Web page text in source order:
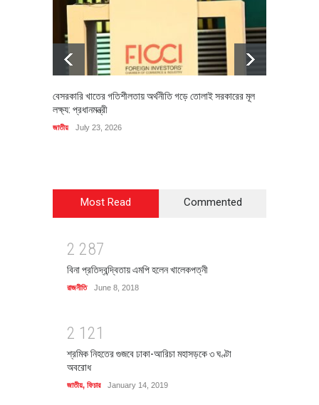
বেসরকারি খাতের গতিশীলতায় অর্থনীতি গড়ে তোলাই সরকারের মূল
লক্ষ্য: প্রধানমন্ত্রী
জাতীয় July 23, 2026
Most Read Commented
2 287
বিনা প্রতিদ্বন্দ্বিতায় এমপি হলেন খালেকপত্নী
রাজনীতি June 8, 2018
2 1 21
শ্রমিক নিহতের গুজবে ঢাকা-আরিচা মহাসড়কে ৩ ঘণ্টা
অবরোধ
জাতীয়, ফিচার January 14, 2019